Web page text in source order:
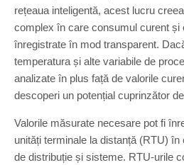
rețeaua inteligentă, acest lucru
complex în care consumul curent și
înregistrate în mod transparent.
temperatura și alte variabile de
analizate în plus față de valorile
descoperi un potențial cuprinzător
Valorile măsurate necesare pot fi
unități terminale la distanță (RTU)
de distribuție și sisteme. RTU-urile